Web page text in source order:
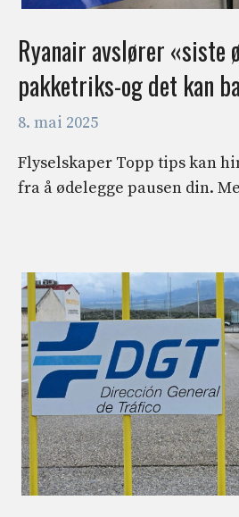
Ryanair avslører «siste
pakketriks-og det kan
8. mai 2025
Flyselskaper Topp tips kan
fra å ødelegge pausen din.